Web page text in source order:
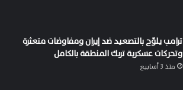
ترامب يلوّح بالتصعيد ضد إيران ومفاوضات متعثرة
وتحركات عسكرية تربك المنطقة بالكامل
منذ 3 أسابيع